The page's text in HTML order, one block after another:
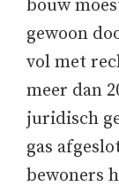
bouw
gewoon
vol met
meer dan
juridisch
gas
bewoners